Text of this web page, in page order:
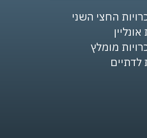
החצי השני
מומלץ
לדתיים